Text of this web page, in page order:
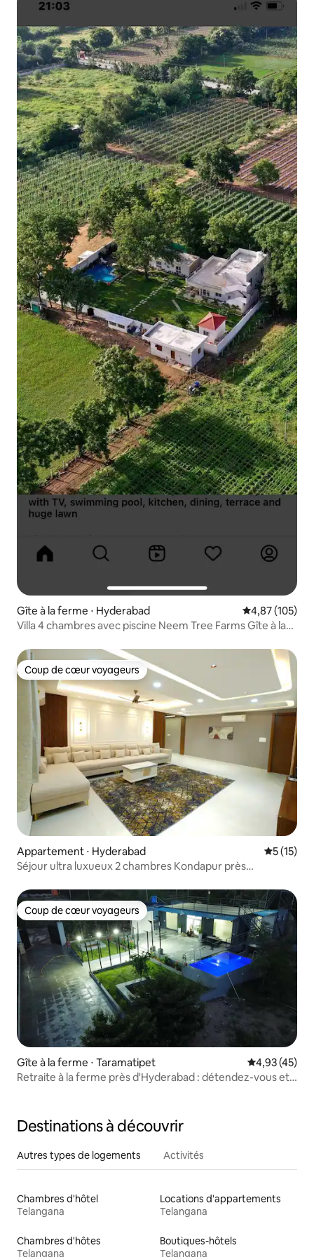
Gîte à la ferme ⋅ Hyderabad Évaluation
4,87 (105)
Villa 4 chambres avec piscine Neem Tree Farms Gîte à la
Coup de cœur voyageurs
Coup de cœur voyageurs
Appartement ⋅ Hyderabad
5 (15)
Séjour ultra luxueux 2 chambres Kondapur près
Coup de cœur voyageurs
Coup de cœur voyageurs
Gîte à la ferme ⋅ Taramatipet Évaluation
4,93 (45)
Retraite à la ferme près d'Hyderabad : détendez-vous et
Destinations à découvrir
Autres types de logements Activités
Chambres d'hôtel
Telangana
Locations d'appartements
Telangana
Chambres d'hôtes
Telangana
Boutiques-hôtels
Telangana